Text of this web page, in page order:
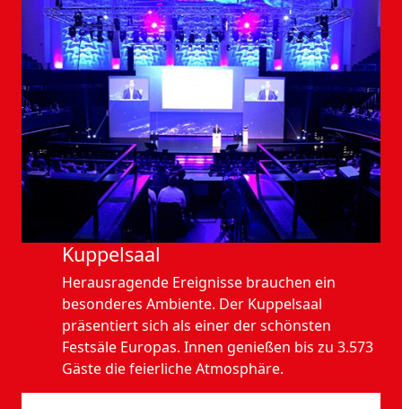
Kuppelsaal
Herausragende Ereignisse brauchen ein
besonderes Ambiente. Der Kuppelsaal
präsentiert sich als einer der schönsten
Festsäle Europas. Innen genießen bis zu 3.573
Gäste die feierliche Atmosphäre.